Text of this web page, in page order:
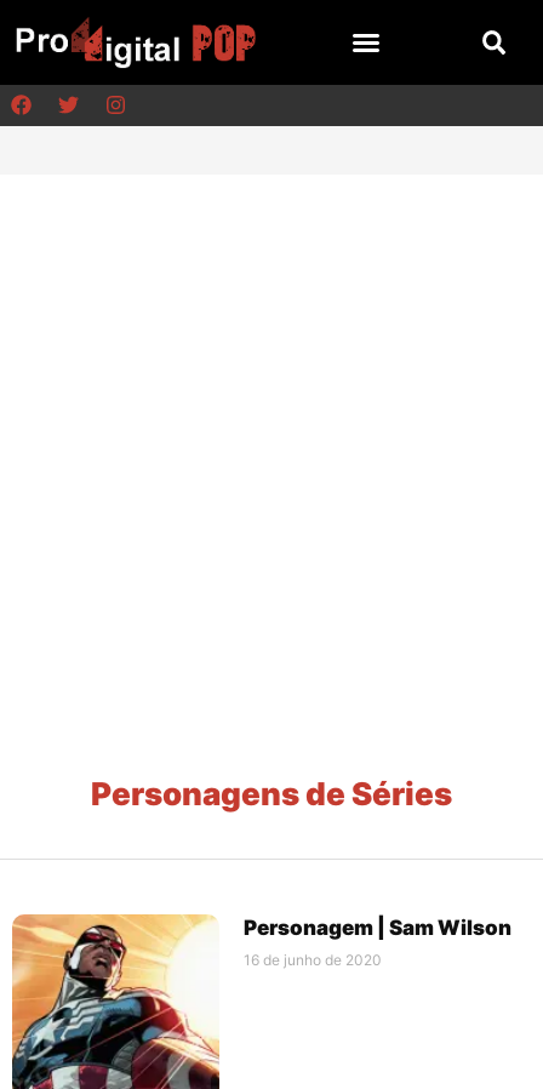
Personagens de Séries
Personagem | Sam Wilson
16 de junho de 2020